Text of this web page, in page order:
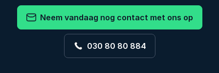
Neem vandaag nog contact met ons op
030 80 80 884